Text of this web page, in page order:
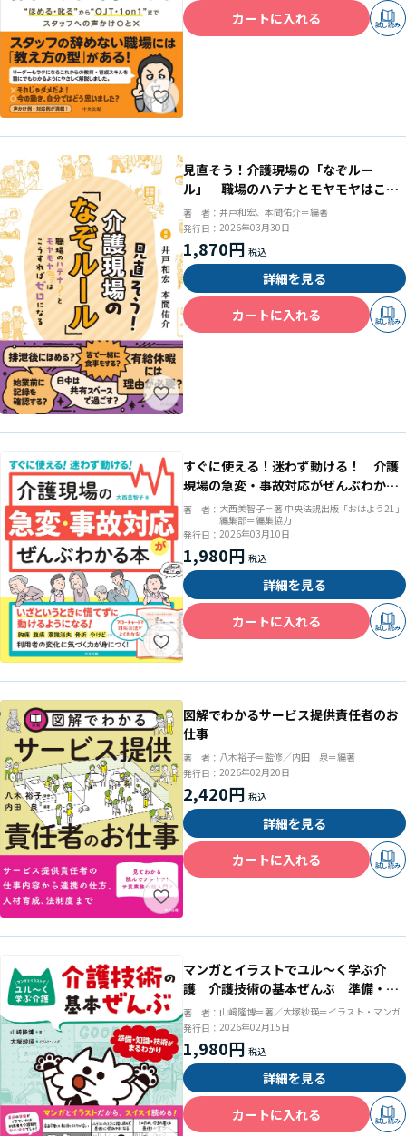
カートに入れる
試し読み
見直そう！介護現場の「なぞルー
ル」 職場のハテナとモヤモヤはこう
すればゼロになる
著 者： 井戸和宏、本間佑介＝編著
発行日： 2026年03月30日
1,870円
詳細を見る
カートに入れる
試し読み
すぐに使える！迷わず動ける！ 介護
現場の急変・事故対応がぜんぶわかる
本
著 者： 大西美智子＝著 中央法規出版「おはよう21」
編集部＝編集協力
発行日： 2026年03月10日
1,980円
詳細を見る
カートに入れる
試し読み
図解でわかるサービス提供責任者のお
仕事
著 者： 八木裕子＝監修／内田 泉＝編著
発行日： 2026年02月20日
2,420円
詳細を見る
カートに入れる
試し読み
マンガとイラストでユル～く学ぶ介
護 介護技術の基本ぜんぶ 準備・知
識・技術がまるわかり
著 者： 山﨑隆博＝著／大塚紗瑛＝イラスト・マンガ
発行日： 2026年02月15日
1,980円
詳細を見る
カートに入れる
試し読み